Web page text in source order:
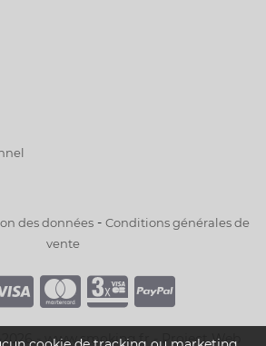
des données- Conditions générales de
vente
- www.smoking.fr -Project Web